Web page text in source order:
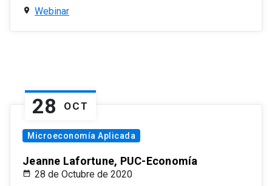
Webinar
28 OCT
Microeconomía Aplicada
Jeanne Lafortune, PUC-Economía
28 de Octubre de 2020